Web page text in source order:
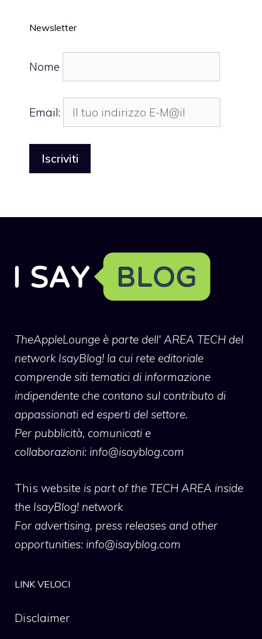
Newsletter
Nome
Email:
TheAppleLounge è parte dell' AREA TECH del
network IsayBlog! la cui rete editoriale
comprende siti tematici di informazione
indipendente che contano sul contributo di
appassionati ed esperti del settore.
Per pubblicità, comunicati e
collaborazioni: info@isayblog.com
This website is part of the TECH AREA inside
the IsayBlog! network
For advertising, press releases and other
opportunities: info@isayblog.com
LINK VELOCI
Disclaimer